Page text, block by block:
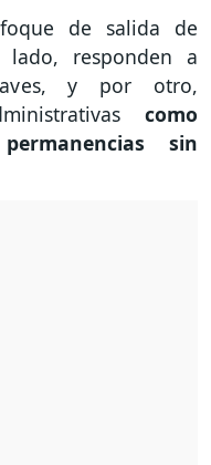
de salida de
responden a
y por otro,
como
sin